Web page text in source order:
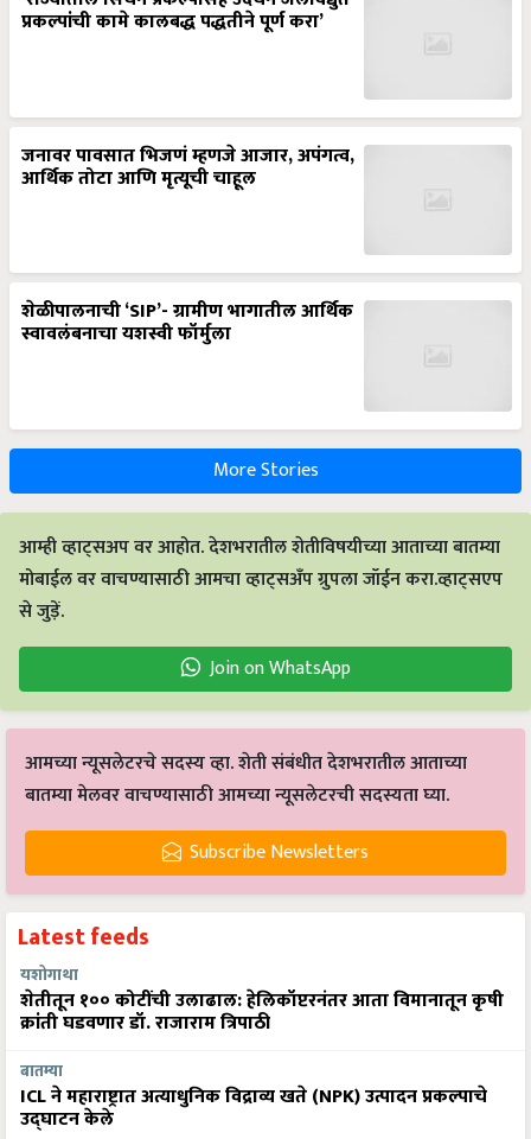
प्रकल्पांची कामे कालबद्ध पद्धतीने पूर्ण करा’
जनावर पावसात भिजणं म्हणजे आजार, अपंगत्व,
आर्थिक तोटा आणि मृत्यूची चाहूल
शेळीपालनाची ‘SIP’- ग्रामीण भागातील आर्थिक
स्वावलंबनाचा यशस्वी फॉर्मुला
More Stories
आम्ही व्हाट्सअप वर आहोत. देशभरातील शेतीविषयीच्या आताच्या बातम्या
मोबाईल वर वाचण्यासाठी आमचा व्हाट्सअँप ग्रुपला जॉईन करा.व्हाट्सएप
से जुड़ें.
Join on WhatsApp
आमच्या न्यूसलेटरचे सदस्य व्हा. शेती संबंधीत देशभरातील आताच्या
बातम्या मेलवर वाचण्यासाठी आमच्या न्यूसलेटरची सदस्यता घ्या.
Subscribe Newsletters
Latest feeds
यशोगाथा
शेतीतून १०० कोटींची उलाढाल: हेलिकॉप्टरनंतर आता विमानातून कृषी
क्रांती घडवणार डॉ. राजाराम त्रिपाठी
बातम्या
ICL ने महाराष्ट्रात अत्याधुनिक विद्राव्य खते (NPK) उत्पादन प्रकल्पाचे
उद्घाटन केले